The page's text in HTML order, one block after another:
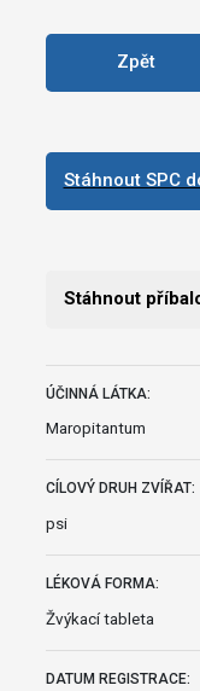
Zpět
Stáhnout SPC
Stáhnout
ÚČINNÁ LÁTKA:
Maropitantum
CÍLOVÝ DRUH ZVÍŘAT:
psi
LÉKOVÁ FORMA:
Žvýkací tableta
DATUM REGISTRACE: